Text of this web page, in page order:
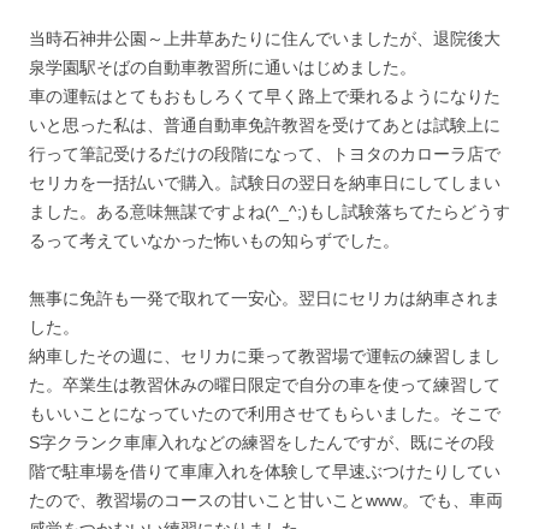
当時石神井公園～上井草あたりに住んでいましたが、退院後大
泉学園駅そばの自動車教習所に通いはじめました。
車の運転はとてもおもしろくて早く路上で乗れるようになりた
いと思った私は、普通自動車免許教習を受けてあとは試験上に
行って筆記受けるだけの段階になって、トヨタのカローラ店で
セリカを一括払いで購入。試験日の翌日を納車日にしてしまい
ました。ある意味無謀ですよね(^_^;)もし試験落ちてたらどうす
るって考えていなかった怖いもの知らずでした。
無事に免許も一発で取れて一安心。翌日にセリカは納車されま
した。
納車したその週に、セリカに乗って教習場で運転の練習しまし
た。卒業生は教習休みの曜日限定で自分の車を使って練習して
もいいことになっていたので利用させてもらいました。そこで
S字クランク車庫入れなどの練習をしたんですが、既にその段
階で駐車場を借りて車庫入れを体験して早速ぶつけたりしてい
たので、教習場のコースの甘いこと甘いことwww。でも、車両